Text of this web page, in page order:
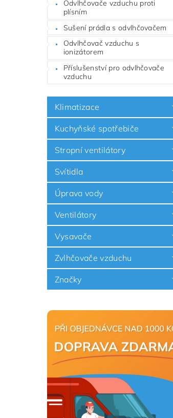
Odvlhčovače vzduchu proti
plísním
Sušení prádla s odvlhčovačem
Odvlhčovač vzduchu s
ionizátorem
Příslušenství pro odvlhčovače
vzduchu
Klimatizace
Kuchyňské spotřebiče
Stropní ventilátory
Svítidla
Úprava vody
Ventilátory
Vysavače
Zvlhčovače vzduchu
Značky